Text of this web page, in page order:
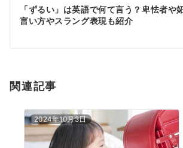
ン
「ずるい」は英語で何て言う？卑怯者や
言い方やスラング表現も紹介
関連記事
2024年10月3日